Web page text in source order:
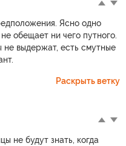
Ясно одно
обещает ни чего путного.
выдержат, есть смутные
Раскрыть ветку
не будут знать, когда